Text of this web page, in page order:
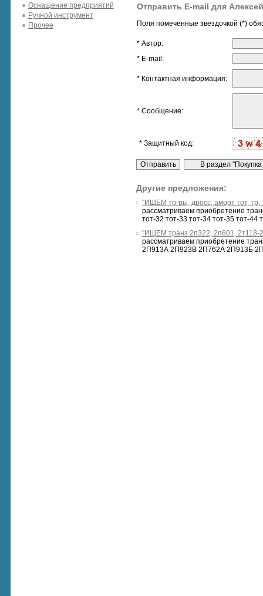
Оснащение предприятий
Ручной инструмент
Прочее
Отправить E-mail для Алексей
Поля помеченные звездочкой (*)
* Автор:
* E-mail:
* Контактная информация:
* Сообщение:
* Защитный код:
Другие предложения:
"ИЩЕМ тр-ры, дросс, аморт тот, тр,
рассматриваем приобретение
тот-32 тот-33 тот-34 тот-35 тот-44
"ИЩЕМ транз 2п322, 2п601, 2т118-
рассматриваем приобретение
2П913А 2П923В 2П762А 2П913Б